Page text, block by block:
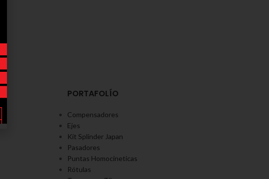
PORTAFOLÍO
Compensadores
Ejes
Kit Splinder Japan
Pasadores
Puntas Homocineticas
Rótulas